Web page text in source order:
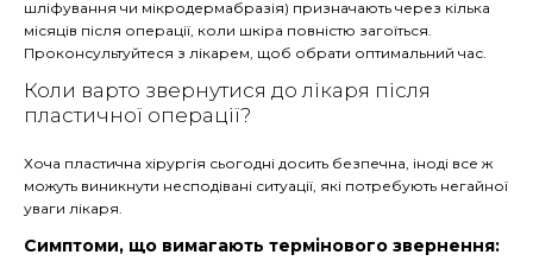
шліфування чи мікродермабразія) призначають через кілька
місяців після операції, коли шкіра повністю загоїться.
Проконсультуйтеся з лікарем, щоб обрати оптимальний час.
Коли варто звернутися до лікаря після
пластичної операції?
Хоча пластична хірургія сьогодні досить безпечна, іноді все ж
можуть виникнути несподівані ситуації, які потребують негайної
уваги лікаря.
Симптоми, що вимагають термінового звернення: